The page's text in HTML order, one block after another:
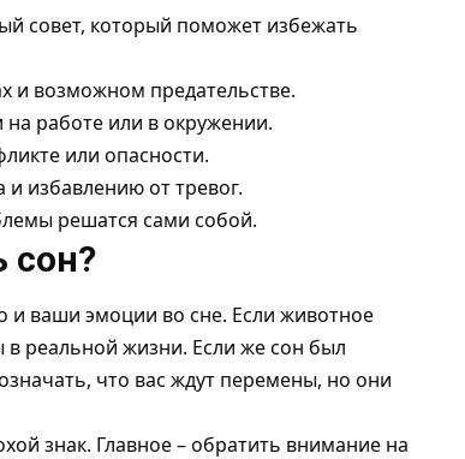
совет, который поможет избежать
и возможном предательстве.
работе или в окружении.
или опасности.
избавлению от тревог.
решатся сами собой.
сон?
и ваши эмоции во сне. Если животное
в реальной жизни. Если же сон был
что вас ждут перемены, но они
знак. Главное – обратить внимание на